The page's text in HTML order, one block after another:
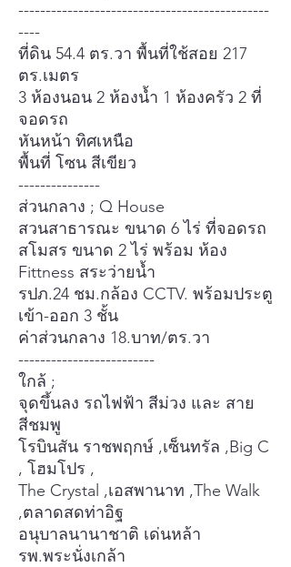
----------------------------------------------
----
ที่ดิน 54.4 ตร.วา พื้นที่ใช้สอย 217
ตร.เมตร
3 ห้องนอน 2 ห้องน้ำ 1 ห้องครัว 2 ที่
จอดรถ
หันหน้า ทิศเหนือ
พื้นที่ โซน สีเขียว
---------------
ส่วนกลาง ; Q House
สวนสาธารณะ ขนาด 6 ไร่ ที่จอดรถ
สโมสร ขนาด 2 ไร่ พร้อม ห้อง
Fittness สระว่ายน้ำ
รปภ.24 ชม.กล้อง CCTV. พร้อมประตู
เข้า-ออก 3 ชั้น
ค่าส่วนกลาง 18.บาท/ตร.วา
-------------------------
ใกล้ ;
จุดขึ้นลง รถไฟฟ้า สีม่วง และ สาย
สีชมพู
โรบินสัน ราชพฤกษ์ ,เซ็นทรัล ,Big C
, โฮมโปร ,
The Crystal ,เอสพานาท ,The Walk
,ตลาดสดท่าอิฐ
อนุบาลนานาชาติ เด่นหล้า
รพ.พระนั่งเกล้า